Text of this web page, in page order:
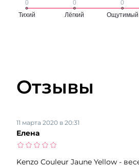
Отзывы
Елена
11 марта 2020 в 20:31
Kenzo Couleur Jaune Yellow -